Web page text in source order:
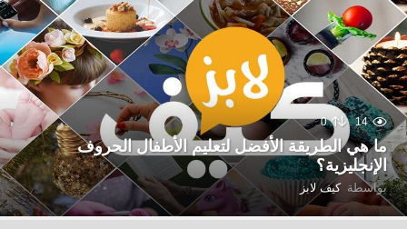
14
0
ما هي الطريقة الأفضل لتعليم الأطفال الحروف
الإنجليزية؟
بواسطة كيف لابز